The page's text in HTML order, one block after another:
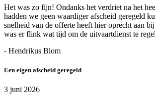
Het was zo fijn! Ondanks het verdriet na het
hadden we geen waardiger afscheid geregeld
snelheid van de offerte heeft hier oprecht aan
was er flink wat tijd om de uitvaartdienst te
- Hendrikus Blom
Een eigen afscheid geregeld
3 juni 2026